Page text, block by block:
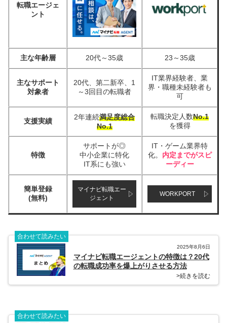
転職エージェ
ント
主な年齢層 20代～35歳 23～35歳
主なサポート
対象者
20代、第二新卒、1
～3回目の転職者
IT業界経験者、業
界・職種未経験者も
可
支援実績 2年連続満足度総合
No.1
転職決定人数No.1
を獲得
特徴
サポートが◎
中小企業に特化
IT系にも強い
IT・ゲーム業界特
化。 内定までがスピ
ーディー
簡単登録
(無料)
マイナビ転職エー
ジェント
WORKPORT
合わせて読みたい
2025年8月6日
マイナビ転職エージェントの特徴は？20代
の転職成功率を爆上がりさせる方法
>続きを読む
合わせて読みたい